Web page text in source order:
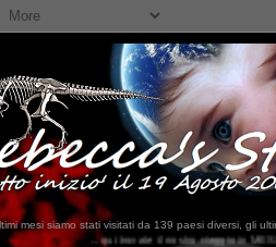
mesi siamo stati visitati da 139 paesi diversi, gli
viaggio in MESSICO 2023... clikka qui !!!